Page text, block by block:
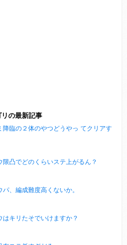
リの最新記事
降臨の２体のやつどうやっ てクリアす
限凸でどのくらいステ上がるん？
パ、編成難度高くないか。
はキリたそでいけますか？